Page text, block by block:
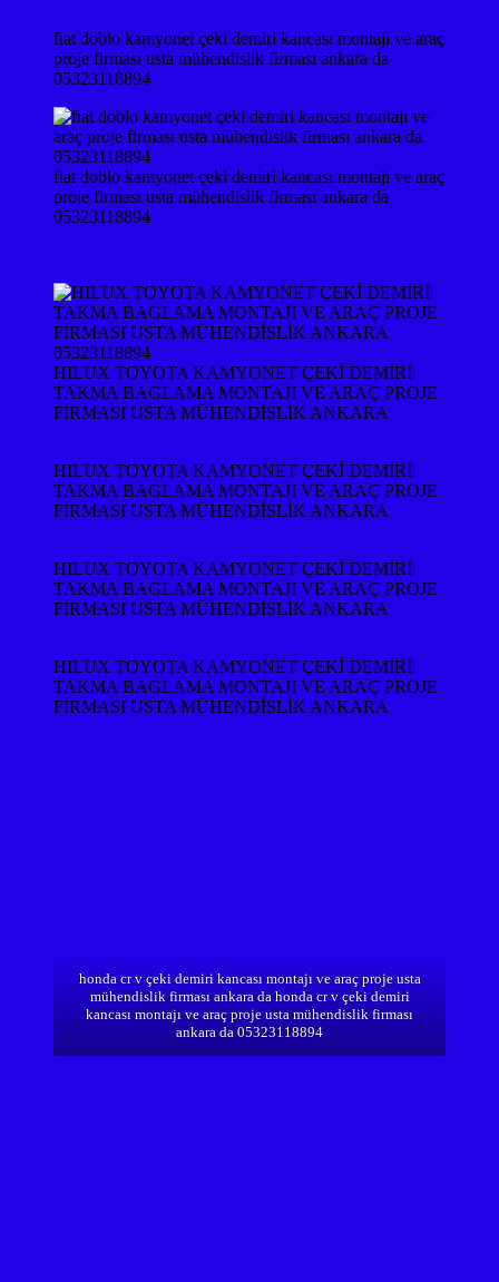
fıat doblo kamyonet çeki demiri kancası montajı ve araç
proje firması usta mühendislik firması ankara da
05323118894
fıat doblo kamyonet çeki demiri kancası montajı ve araç
proje firması usta mühendislik firması ankara da
05323118894
HILUX TOYOTA KAMYONET ÇEKİ DEMİRİ
TAKMA BAGLAMA MONTAJI VE ARAÇ PROJE
FİRMASI USTA MÜHENDİSLİK ANKARA
HILUX TOYOTA KAMYONET ÇEKİ DEMİRİ
TAKMA BAGLAMA MONTAJI VE ARAÇ PROJE
FİRMASI USTA MÜHENDİSLİK ANKARA
HILUX TOYOTA KAMYONET ÇEKİ DEMİRİ
TAKMA BAGLAMA MONTAJI VE ARAÇ PROJE
FİRMASI USTA MÜHENDİSLİK ANKARA
HILUX TOYOTA KAMYONET ÇEKİ DEMİRİ
TAKMA BAGLAMA MONTAJI VE ARAÇ PROJE
FİRMASI USTA MÜHENDİSLİK ANKARA
honda cr v çeki demiri kancası montajı ve araç proje usta
mühendislik firması ankara da honda cr v çeki demiri
kancası montajı ve araç proje usta mühendislik firması
ankara da 05323118894